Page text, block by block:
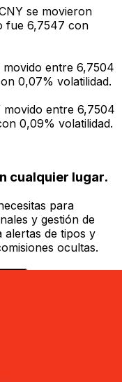
se movieron
fue 6,7547 con
movido entre 6,7504
0,07% volatilidad.
movido entre 6,7504
0,09% volatilidad.
cualquier lugar.
para
y gestión de
alertas de tipos y
ocultas.